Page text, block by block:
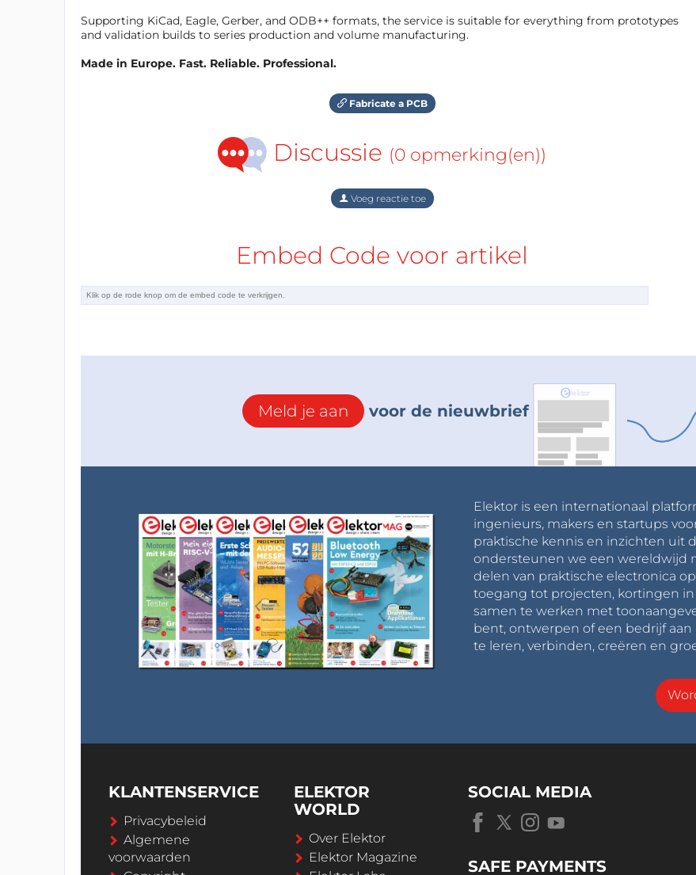
Supporting KiCad, Eagle, Gerber, and ODB++ formats, the service is suitable for everything from prototypes
and validation builds to series production and volume manufacturing.
Made in Europe. Fast. Reliable. Professional.
Fabricate a PCB
Discussie (0 opmerking(en))
Voeg reactie toe
Embed Code voor artikel
Meld je aan voor de nieuwbrief
Elektor is een internationaal
ingenieurs, makers en startups
praktische kennis en inzichten uit
ondersteunen we een wereldwijd
delen van praktische electronica
toegang tot projecten, kortingen
samen te werken met
bent, ontwerpen of een bedrijf
te leren, verbinden, creëren en
KLANTENSERVICE
Privacybeleid
Algemene
voorwaarden
ELEKTOR
WORLD
Over Elektor
Elektor Magazine
SOCIAL MEDIA
SAFE PAYMENTS